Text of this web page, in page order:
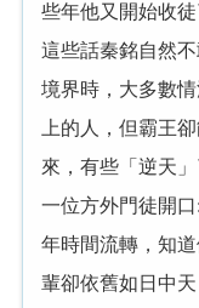
些年他又開始收徒
這些話秦銘自然
境界時，大多數
上的人，但霸王
來，有些「逆天
一位方外門徒開
年時間流轉，知
輩卻依舊如日中